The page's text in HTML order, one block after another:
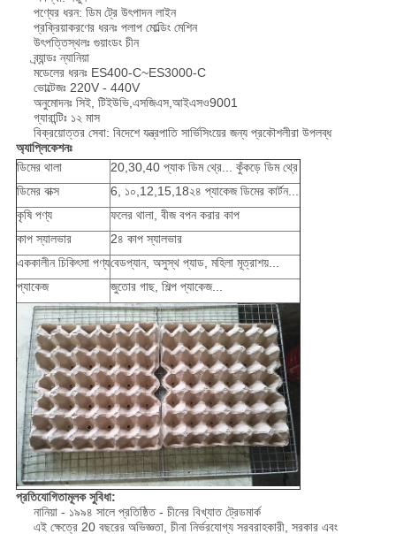
পণ্যের ধরন: ডিম ট্রে উৎপাদন লাইন
প্রক্রিয়াকরণের ধরনঃ পলাপ মোল্ডিং মেশিন
উৎপত্তিস্থলঃ গুয়াংডং চীন
ব্র্যান্ডঃ ন্যানিয়া
মডেলের ধরনঃ ES400-C~ES3000-C
ভোল্টেজঃ 220V - 440V
অনুমোদনঃ সিই, টিইউভি,এসজিএস,আইএসও9001
গ্যারান্টিঃ ১২ মাস
বিক্রয়োত্তর সেবা: বিদেশে যন্ত্রপাতি সার্ভিসিংয়ের জন্য প্রকৌশলীরা উপলব্ধ
অ্যাপ্লিকেশনঃ
ডিমের থালা
20,30,40 প্যাক ডিম থ্রে... কুঁকড়ে ডিম থ্রে
ডিমের বাক্স
6, ১০,12,15,18২৪ প্যাকেজ ডিমের কার্টন...
কৃষি পণ্য
ফলের থালা, বীজ বপন করার কাপ
কাপ স্যালভার
2৪ কাপ স্যালভার
এককালীন চিকিৎসা পণ্যবেডপ্যান, অসুস্থ প্যাড, মহিলা মূত্রাশয়...
প্যাকেজ
জুতোর গাছ, শিল্প প্যাকেজ...
প্রতিযোগিতামূলক সুবিধা:
নানিয়া - ১৯৯৪ সালে প্রতিষ্ঠিত - চীনের বিখ্যাত ট্রেডমার্ক
এই ক্ষেত্রে 20 বছরের অভিজ্ঞতা, চীনা নির্ভরযোগ্য সরবরাহকারী, সরকার এবং